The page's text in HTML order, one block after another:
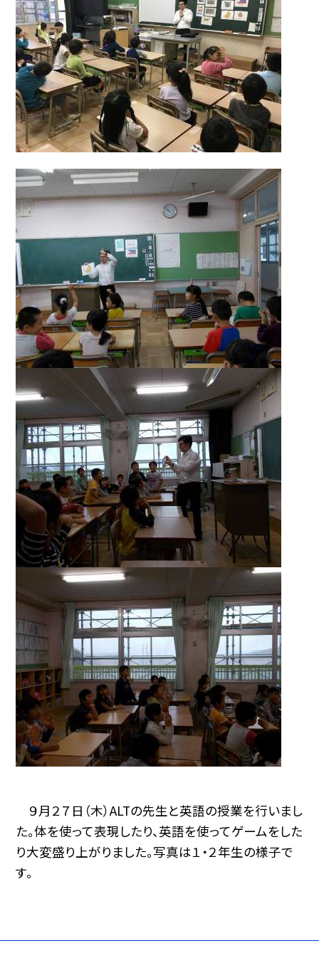
９月２７日（木）ALTの先生と英語の授業を行いまし
た。体を使って表現したり、英語を使ってゲームをした
り大変盛り上がりました。写真は１・２年生の様子で
す。